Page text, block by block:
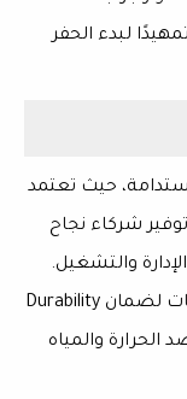
لبدء الحفر
، حيث تعتمد
شركاء نجاح
والتشغيل.
لضمان Durability
الحرارة والمياه